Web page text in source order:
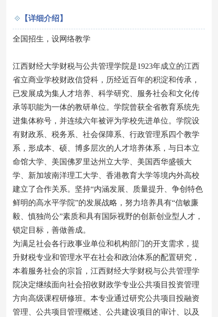
【详细介绍】
全国招生，设网络教学
江西财经大学财税与公共管理学院是1923年成立的江西
省立商业学校财政信贷科，历经近百年的积淀和传承，
已发展成为集人才培养、科学研究、服务社会和文化传
承等职能为一体的教研单位。学院曾获全省教育系统先
进集体称号，并连续六年被评为学校先进单位。学院设
有财政系、税务系、社会保障系、行政管理系四个教学
系，形成本、硕、博多层次的人才培养体系，与日本立
命馆大学、美国佛罗里达州立大学、美国西华盛顿大
学、新加坡南洋理工大学、香港教育大学等境内外高校
建立了合作关系。坚持“内涵发展、质量提升、争创特色
鲜明的高水平学院”的发展战略，努力培养具有“信敏廉
毅、慎独尚公”素质和具有国际视野的创新创业型人才，
锁定目标，善做善成。
为满足社会各行政事业单位和机构部门的开支需求，提
升财税专业和管理水平在社会和政治体系的配置研究，
本着服务社会的宗旨，江西财经大学财税与公共管理学
院决定继续面向社会招收财政学专业公共项目投资管理
方向高级课程研修班。本专业通过研究公共项目投融资
管理、公共项目管理概述、公共建设项目的审计、以及